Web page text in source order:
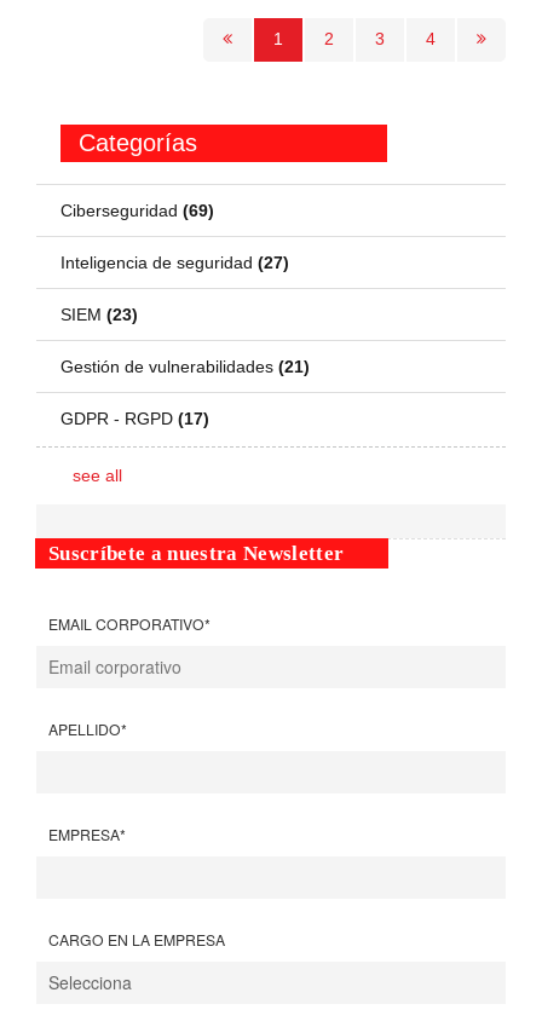
1 2 3 4
Categorías
Ciberseguridad (69)
Inteligencia de seguridad (27)
SIEM (23)
Gestión de vulnerabilidades (21)
GDPR - RGPD (17)
see all
Suscríbete a nuestra Newsletter
EMAIL CORPORATIVO*
APELLIDO*
EMPRESA*
CARGO EN LA EMPRESA